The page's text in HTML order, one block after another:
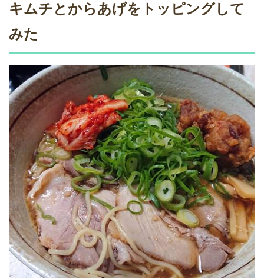
キムチとからあげをトッピングして
みた